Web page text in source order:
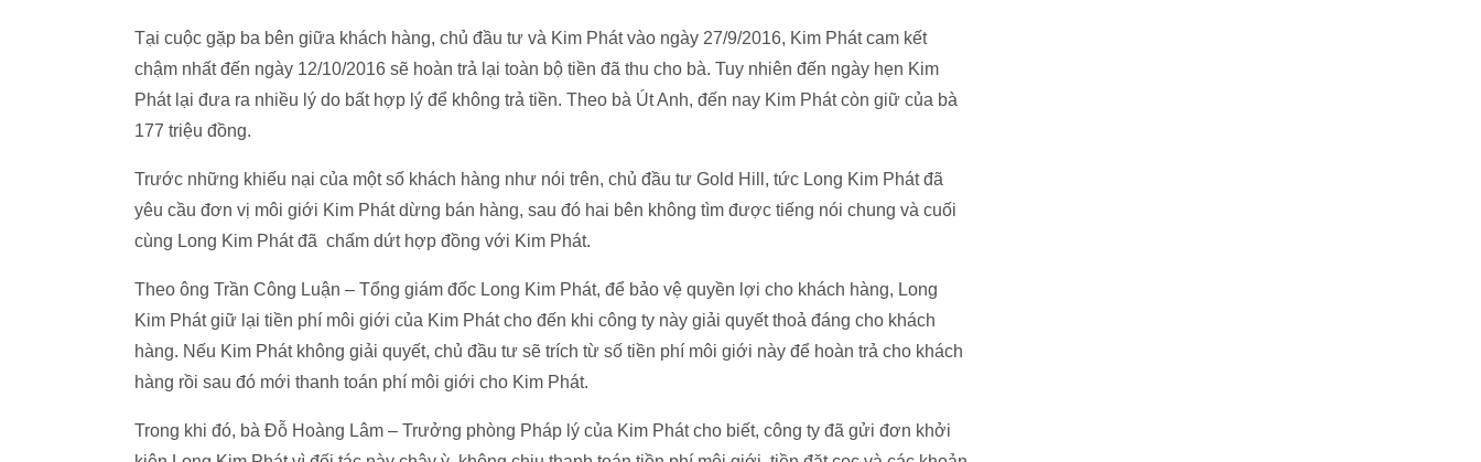
Tại cuộc gặp ba bên giữa khách hàng, chủ đầu tư và Kim Phát vào ngày 27/9/2016, Kim Phát cam kết
chậm nhất đến ngày 12/10/2016 sẽ hoàn trả lại toàn bộ tiền đã thu cho bà. Tuy nhiên đến ngày hẹn Kim
Phát lại đưa ra nhiều lý do bất hợp lý để không trả tiền. Theo bà Út Anh, đến nay Kim Phát còn giữ của bà
177 triệu đồng.
Trước những khiếu nại của một số khách hàng như nói trên, chủ đầu tư Gold Hill, tức Long Kim Phát đã
yêu cầu đơn vị môi giới Kim Phát dừng bán hàng, sau đó hai bên không tìm được tiếng nói chung và cuối
cùng Long Kim Phát đã chấm dứt hợp đồng với Kim Phát.
Theo ông Trần Công Luận – Tổng giám đốc Long Kim Phát, để bảo vệ quyền lợi cho khách hàng, Long
Kim Phát giữ lại tiền phí môi giới của Kim Phát cho đến khi công ty này giải quyết thoả đáng cho khách
hàng. Nếu Kim Phát không giải quyết, chủ đầu tư sẽ trích từ số tiền phí môi giới này để hoàn trả cho khách
hàng rồi sau đó mới thanh toán phí môi giới cho Kim Phát.
Trong khi đó, bà Đỗ Hoàng Lâm – Trưởng phòng Pháp lý của Kim Phát cho biết, công ty đã gửi đơn khởi